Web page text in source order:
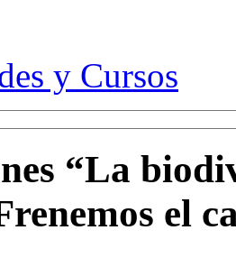
y Cursos
“La
el